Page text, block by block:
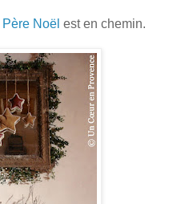
Père Noël est en chemin.